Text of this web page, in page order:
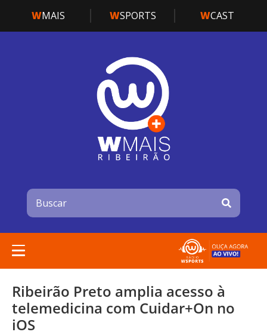
WMAIS WSPORTS WCAST
Ribeirão Preto amplia acesso à
telemedicina com Cuidar+On no
iOS